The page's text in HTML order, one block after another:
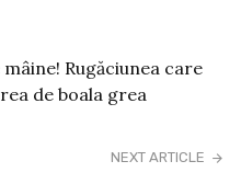
Rugăciunea care
de boala grea
NEXT ARTICLE